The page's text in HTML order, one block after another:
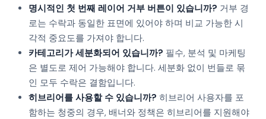
명시적인 첫 번째 레이어 거부 버튼이 있습니까? 거부 경
로는 수락과 동일한 표면에 있어야 하며 비교 가능한 시
각적 중요도를 가져야 합니다.
카테고리가 세분화되어 있습니까? 필수, 분석 및 마케팅
은 별도로 제어 가능해야 합니다. 세분화 없이 번들로 묶
인 모두 수락은 결함입니다.
히브리어를 사용할 수 있습니까? 히브리어 사용자를 포
함하는 청중의 경우, 배너와 정책은 히브리어를 지원해야